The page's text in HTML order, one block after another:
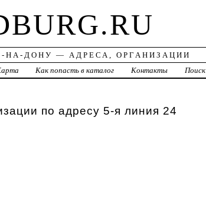
НА-ДОНУ — АДРЕСА, ОРГАНИЗАЦИИ
Как попасть в каталог Контакты Поиск
по адресу 5-я линия 24